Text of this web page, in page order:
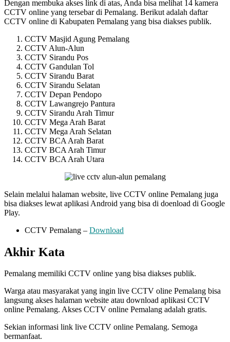
Dengan membuka akses link di atas, Anda bisa melihat 14 kamera
CCTV online yang tersebar di Pemalang. Berikut adalah daftar
CCTV online di Kabupaten Pemalang yang bisa diakses publik.
CCTV Masjid Agung Pemalang
CCTV Alun-Alun
CCTV Sirandu Pos
CCTV Gandulan Tol
CCTV Sirandu Barat
CCTV Sirandu Selatan
CCTV Depan Pendopo
CCTV Lawangrejo Pantura
CCTV Sirandu Arah Timur
CCTV Mega Arah Barat
CCTV Mega Arah Selatan
CCTV BCA Arah Barat
CCTV BCA Arah Timur
CCTV BCA Arah Utara
Selain melalui halaman website, live CCTV online Pemalang juga
bisa diakses lewat aplikasi Android yang bisa di doenload di Google
Play.
CCTV Pemalang – Download
Akhir Kata
Pemalang memiliki CCTV online yang bisa diakses publik.
Warga atau masyarakat yang ingin live CCTV oline Pemalang bisa
langsung akses halaman website atau download aplikasi CCTV
online Pemalang. Akses CCTV online Pemalang adalah gratis.
Sekian informasi link live CCTV online Pemalang. Semoga
bermanfaat.